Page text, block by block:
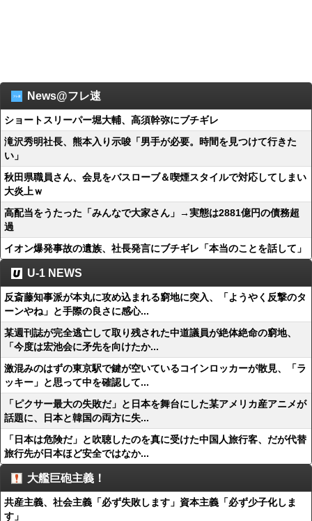
News@フレ速
ショートスリーパー堀大輔、高須幹弥にブチギレ
滝沢秀明社長、熊本入り示唆「男手が必要。時間を見つけて行きた
い」
秋田県職員さん、会見をバスローブ＆喫煙スタイルで対応してしまい
大炎上ｗ
高配当をうたった「みんなで大家さん」→実態は2881億円の債務超
過
イオン爆発事故の遺族、社長発言にブチギレ「本当のことを話して」
U-1 NEWS
反斎藤知事派が本丸に攻め込まれる窮地に突入、「ようやく反撃のタ
ーンやね」と手際の良さに感心...
某週刊誌が完全逃亡して取り残された中道議員が絶体絶命の窮地、
「今度は宏池会に矛先を向けたか...
激混みのはずの東京駅で鍵が空いているコインロッカーが散見、「ラ
ッキー」と思って中を確認して...
「ピクサー最大の失敗だ」と日本を舞台にした某アメリカ産アニメが
話題に、日本と韓国の両方に失...
「日本は危険だ」と吹聴したのを真に受けた中国人旅行客、だが代替
旅行先が日本ほど安全ではなか...
大艦巨砲主義！
共産主義、社会主義「必ず失敗します」資本主義「必ず少子化しま
す」